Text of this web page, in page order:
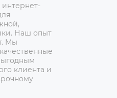
интернет-
Наш опыт
Мы
клиента и